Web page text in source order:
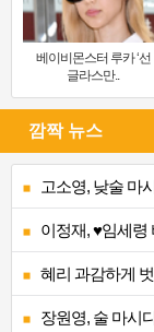
베이비몬스터 루카 ‘선
글라스만..
깜짝 뉴스
고소영, 낮술 마
이정재, ♥임세
혜리 과감하게
장원영, 술 마시